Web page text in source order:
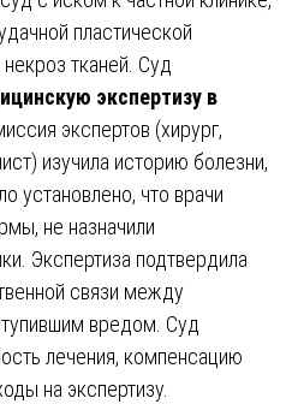
пластической
тканей. Суд
экспертизу в
экспертов (хирург,
изучила историю болезни,
установлено, что врачи
не назначили
Экспертиза подтвердила
связи между
вредом. Суд
лечения, компенсацию
на экспертизу.